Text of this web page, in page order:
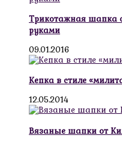
Трикотажная шапка
руками
09.01.2016
Кепка в стиле
12.05.2014
Вязаные шапки от